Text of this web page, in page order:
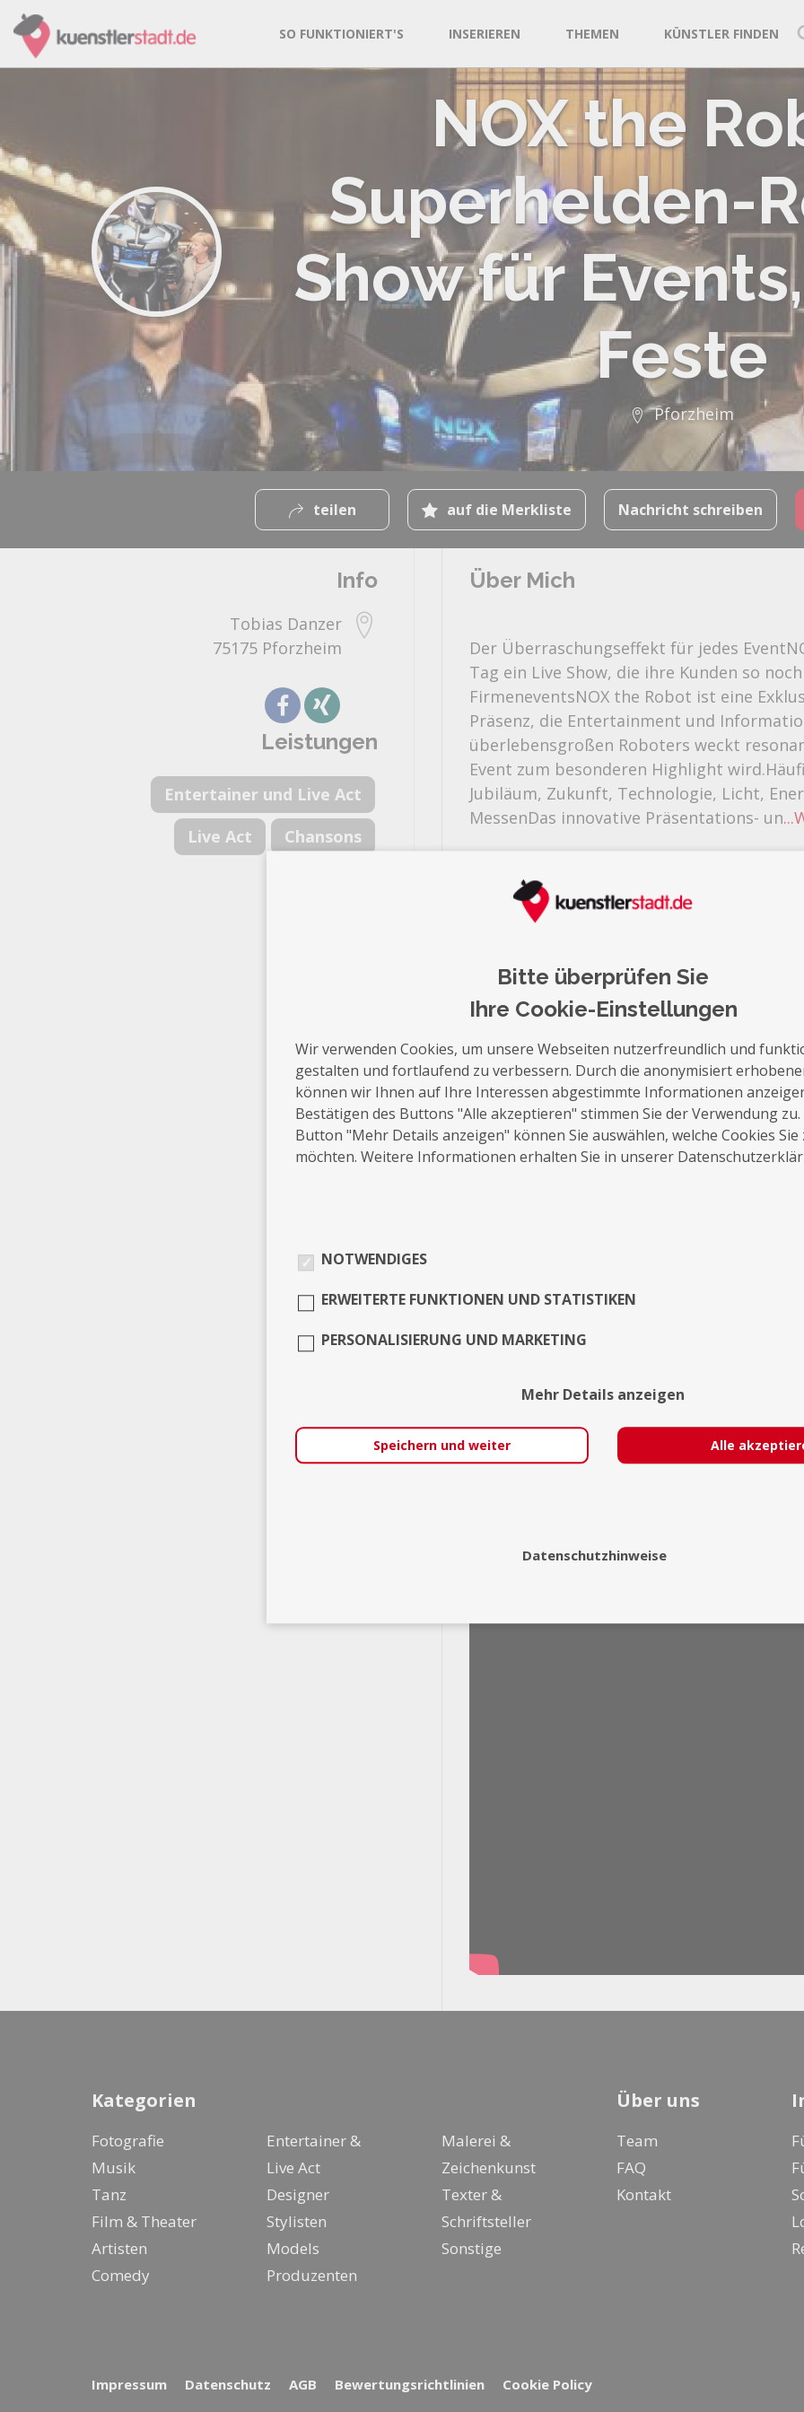
SO FUNKTIONIERT'S INSERIEREN THEMEN KÜNSTLER FINDEN
NOX the
Superhelden-
Show für
Feste
Pforzheim
teilen auf die Merkliste Nachricht schreiben
Info
Tobias Danzer
75175 Pforzheim
Leistungen
Entertainer und Live Act
Live Act
Chansons
Über Mich
Der Überraschungseffekt für jedes
Tag ein Live Show, die ihre Kunden so
FirmeneventsNOX the Robot ist eine
Präsenz, die Entertainment und
überlebensgroßen Roboters weckt
Event zum besonderen Highlight
Jubiläum, Zukunft, Technologie, Licht,
MessenDas innovative Präsentations- un
Kategorien
Fotografie
Musik
Tanz
Film & Theater
Artisten
Comedy
Entertainer &
Live Act
Designer
Stylisten
Models
Produzenten
Malerei &
Zeichenkunst
Texter &
Schriftsteller
Sonstige
Über uns
Team
FAQ
Kontakt
Impressum Datenschutz AGB Bewertungsrichtlinien Cookie Policy
Bitte überprüfen Sie
Ihre Cookie-Einstellungen
Wir verwenden Cookies, um unsere Webseiten nutzerfreundlich und
gestalten und fortlaufend zu verbessern. Durch die anonymisiert
können wir Ihnen auf Ihre Interessen abgestimmte Informationen
Bestätigen des Buttons "Alle akzeptieren" stimmen Sie der Verwendung
Button "Mehr Details anzeigen" können Sie auswählen, welche Cookies Sie
möchten. Weitere Informationen erhalten Sie in unserer
NOTWENDIGES
ERWEITERTE FUNKTIONEN UND STATISTIKEN
PERSONALISIERUNG UND MARKETING
Mehr Details anzeigen
Speichern und weiter Alle
Datenschutzhinweise